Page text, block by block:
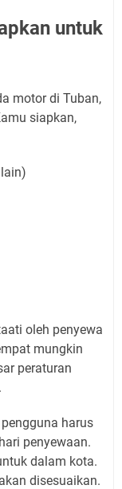
untuk
motor di Tuban,
siapkan,
oleh penyewa
mungkin
peraturan
harus
penyewaan.
dalam kota.
disesuaikan.